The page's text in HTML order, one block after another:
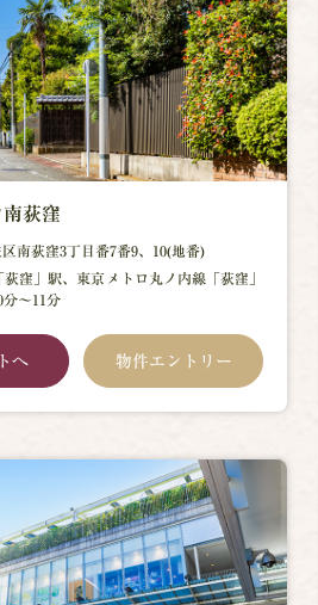
荻窪
南荻窪3丁目番7番9、10(地番)
荻窪」駅、東京メトロ丸ノ内線「荻窪」
～11分
へ 物件エントリー